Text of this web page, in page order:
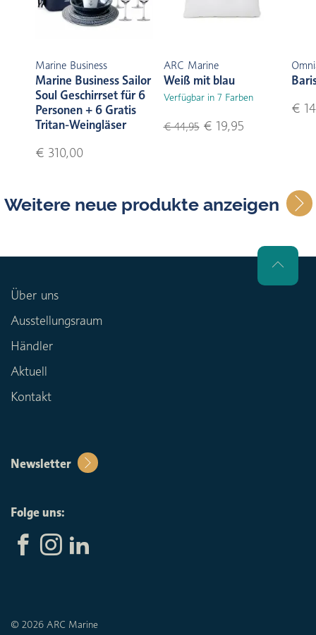
Marine Business
Marine Business Sailor
Soul Geschirrset für 6
Personen + 6 Gratis
Tritan-Weingläser
€ 310,00
ARC Marine
Weiß mit blau
Verfügbar in 7 Farben
€ 44,95€ 19,95
€
Weitere neue produkte anzeigen
Über uns
Ausstellungsraum
Händler
Aktuell
Kontakt
Newsletter
Folge uns:
© 2026 ARC Marine